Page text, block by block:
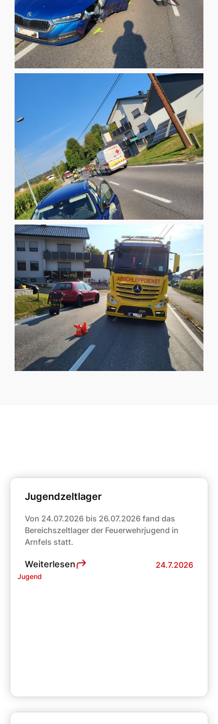
Jugend
Jugendzeltlager
Von 24.07.2026 bis 26.07.2026 fand das
Bereichszeltlager der Feuerwehrjugend in
Arnfels statt.
Weiterlesen 24.7.2026